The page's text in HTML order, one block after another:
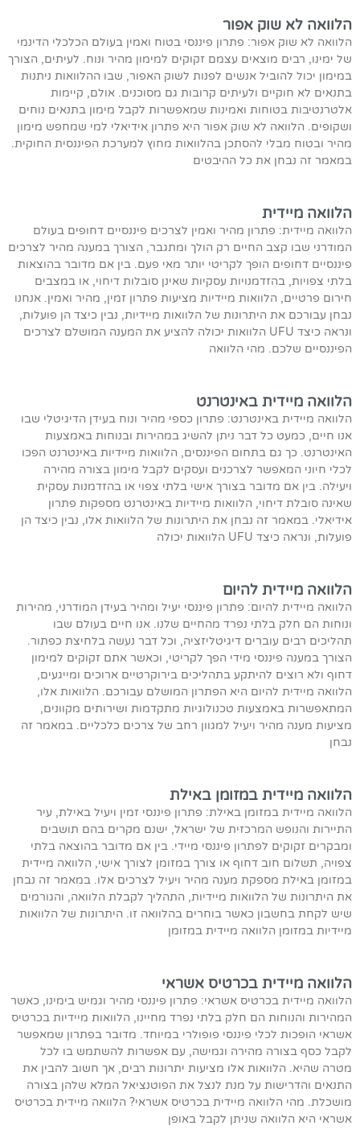
הלוואה לא שוק אפור
הלוואה לא שוק אפור: פתרון פיננסי בטוח ואמין בעולם הכלכלי הדינמי
של ימינו, רבים מוצאים עצמם זקוקים למימון מהיר ונוח. לעיתים, הצורך
במימון יכול להוביל אנשים לפנות לשוק האפור, שבו ההלוואות ניתנות
בתנאים לא חוקיים ולעיתים קרובות גם מסוכנים. אולם, קיימות
אלטרנטיבות בטוחות ואמינות שמאפשרות לקבל מימון בתנאים נוחים
ושקופים. הלוואה לא שוק אפור היא פתרון אידיאלי למי שמחפש מימון
מהיר ובטוח מבלי להסתכן בהלוואות מחוץ למערכת הפיננסית החוקית.
במאמר זה נבחן את כל ההיבטים
הלוואה מיידית
הלוואה מיידית: פתרון מהיר ואמין לצרכים פיננסיים דחופים בעולם
המודרני שבו קצב החיים רק הולך ומתגבר, הצורך במענה מהיר לצרכים
פיננסיים דחופים הופך לקריטי יותר מאי פעם. בין אם מדובר בהוצאות
בלתי צפויות, בהזדמנויות עסקיות שאינן סובלות דיחוי, או במצבים
חירום פרטיים, הלוואות מיידיות מציעות פתרון זמין, מהיר ואמין. אנחנו
נבחן עבורכם את היתרונות של הלוואות מיידיות, נבין כיצד הן פועלות,
ונראה כיצד UFU הלוואות יכולה להציע את המענה המושלם לצרכים
הפיננסיים שלכם. מהי הלוואה
הלוואה מיידית באינטרנט
הלוואה מיידית באינטרנט: פתרון כספי מהיר ונוח בעידן הדיגיטלי שבו
אנו חיים, כמעט כל דבר ניתן להשיג במהירות ובנוחות באמצעות
האינטרנט. כך גם בתחום הפיננסים, הלוואות מיידיות באינטרנט הפכו
לכלי חיוני המאפשר לצרכנים ועסקים לקבל מימון בצורה מהירה
ויעילה. בין אם מדובר בצורך אישי בלתי צפוי או בהזדמנות עסקית
שאינה סובלת דיחוי, הלוואות מיידיות באינטרנט מספקות פתרון
אידיאלי. במאמר זה נבחן את היתרונות של הלוואות אלו, נבין כיצד הן
פועלות, ונראה כיצד UFU הלוואות יכולה
הלוואה מיידית להיום
הלוואה מיידית להיום: פתרון פיננסי יעיל ומהיר בעידן המודרני, מהירות
ונוחות הם חלק בלתי נפרד מהחיים שלנו. אנו חיים בעולם שבו
תהליכים רבים עוברים דיגיטליזציה, וכל דבר נעשה בלחיצת כפתור.
הצורך במענה פיננסי מידי הפך לקריטי, וכאשר אתם זקוקים למימון
דחוף ולא רוצים להיתקע בתהליכים בירוקרטיים ארוכים ומייגעים,
הלוואה מיידית להיום היא הפתרון המושלם עבורכם. הלוואות אלו,
המתאפשרות באמצעות טכנולוגיות מתקדמות ושירותים מקוונים,
מציעות מענה מהיר ויעיל למגוון רחב של צרכים כלכליים. במאמר זה
נבחן
הלוואה מיידית במזומן באילת
הלוואה מיידית במזומן באילת: פתרון פיננסי זמין ויעיל באילת, עיר
התיירות והנופש המרכזית של ישראל, ישנם מקרים בהם תושבים
ומבקרים זקוקים לפתרון פיננסי מיידי. בין אם מדובר בהוצאה בלתי
צפויה, תשלום חוב דחוף או צורך במזומן לצורך אישי, הלוואה מיידית
במזומן באילת מספקת מענה מהיר ויעיל לצרכים אלו. במאמר זה נבחן
את היתרונות של הלוואות מיידיות, התהליך לקבלת הלוואה, והגורמים
שיש לקחת בחשבון כאשר בוחרים בהלוואה זו. היתרונות של הלוואות
מיידיות במזומן הלוואה מיידית במזומן
הלוואה מיידית בכרטיס אשראי
הלוואה מיידית בכרטיס אשראי: פתרון פיננסי מהיר וגמיש בימינו, כאשר
המהירות והנוחות הם חלק בלתי נפרד מחיינו, הלוואות מיידיות בכרטיס
אשראי הופכות לכלי פיננסי פופולרי במיוחד. מדובר בפתרון שמאפשר
לקבל כסף בצורה מהירה וגמישה, עם אפשרות להשתמש בו לכל
מטרה שהיא. הלוואות אלו מציעות יתרונות רבים, אך חשוב להבין את
התנאים והדרישות על מנת לנצל את הפוטנציאל המלא שלהן בצורה
מושכלת. מהי הלוואה מיידית בכרטיס אשראי? הלוואה מיידית בכרטיס
אשראי היא הלוואה שניתן לקבל באופן